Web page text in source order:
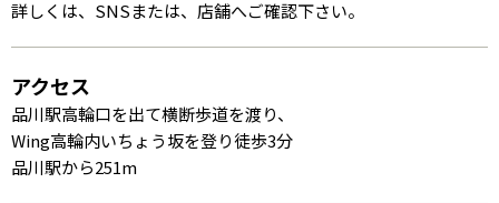
詳しくは、SNSまたは、店舗へご確認下さい。
アクセス
品川駅高輪口を出て横断歩道を渡り、
Wing高輪内いちょう坂を登り徒歩3分
品川駅から251m